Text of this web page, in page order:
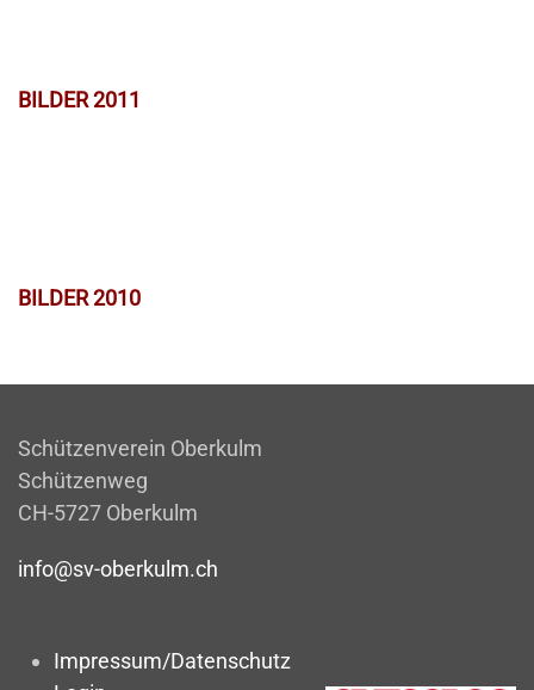
BILDER 2011
BILDER 2010
Schützenverein Oberkulm
Schützenweg
CH-5727 Oberkulm
info@sv-oberkulm.ch
Impressum/Datenschutz